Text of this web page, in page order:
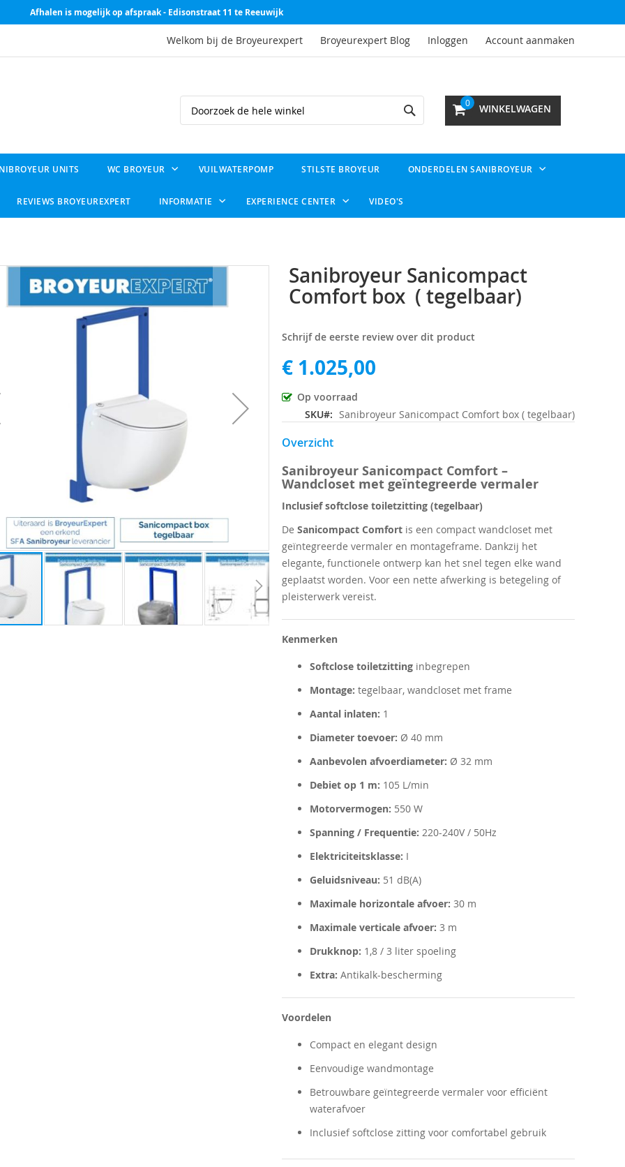
Afhalen is mogelijk op afspraak - Edisonstraat 11 te Reeuwijk
Welkom bij de Broyeurexpert Broyeurexpert Blog Inloggen Account aanmaken
WINKELWAGEN
0
Search
UNITS WC BROYEUR VUILWATERPOMP STILSTE BROYEUR ONDERDELEN SANIBROYEUR
REVIEWS BROYEUREXPERT INFORMATIE EXPERIENCE CENTER VIDEO'S
Sanibroyeur Sanicompact
Comfort box ( tegelbaar)
Schrijf de eerste review over dit product
€ 1.025,00
Op voorraad
SKU
Sanibroyeur Sanicompact Comfort box ( tegelbaar)
Overzicht
Sanibroyeur Sanicompact Comfort –
Wandcloset met geïntegreerde vermaler
Inclusief softclose toiletzitting (tegelbaar)
De Sanicompact Comfortis een compact wandcloset met
geïntegreerde vermaler en montageframe. Dankzij het
elegante, functionele ontwerp kan het snel tegen elke wand
geplaatst worden. Voor een nette afwerking is betegeling of
pleisterwerk vereist.
Kenmerken
Softclose toiletzittinginbegrepen
Montage: tegelbaar, wandcloset met frame
Aantal inlaten: 1
Diameter toevoer: Ø 40 mm
Aanbevolen afvoerdiameter: Ø 32 mm
Debiet op 1 m: 105 L/min
Motorvermogen: 550 W
Spanning / Frequentie: 220-240V / 50Hz
Elektriciteitsklasse: I
Geluidsniveau: 51 dB(A)
Maximale horizontale afvoer: 30 m
Maximale verticale afvoer: 3 m
Drukknop: 1,8 / 3 liter spoeling
Extra: Antikalk-bescherming
Voordelen
Compact en elegant design
Eenvoudige wandmontage
Betrouwbare geïntegreerde vermaler voor efficiënt
waterafvoer
Inclusief softclose zitting voor comfortabel gebruik